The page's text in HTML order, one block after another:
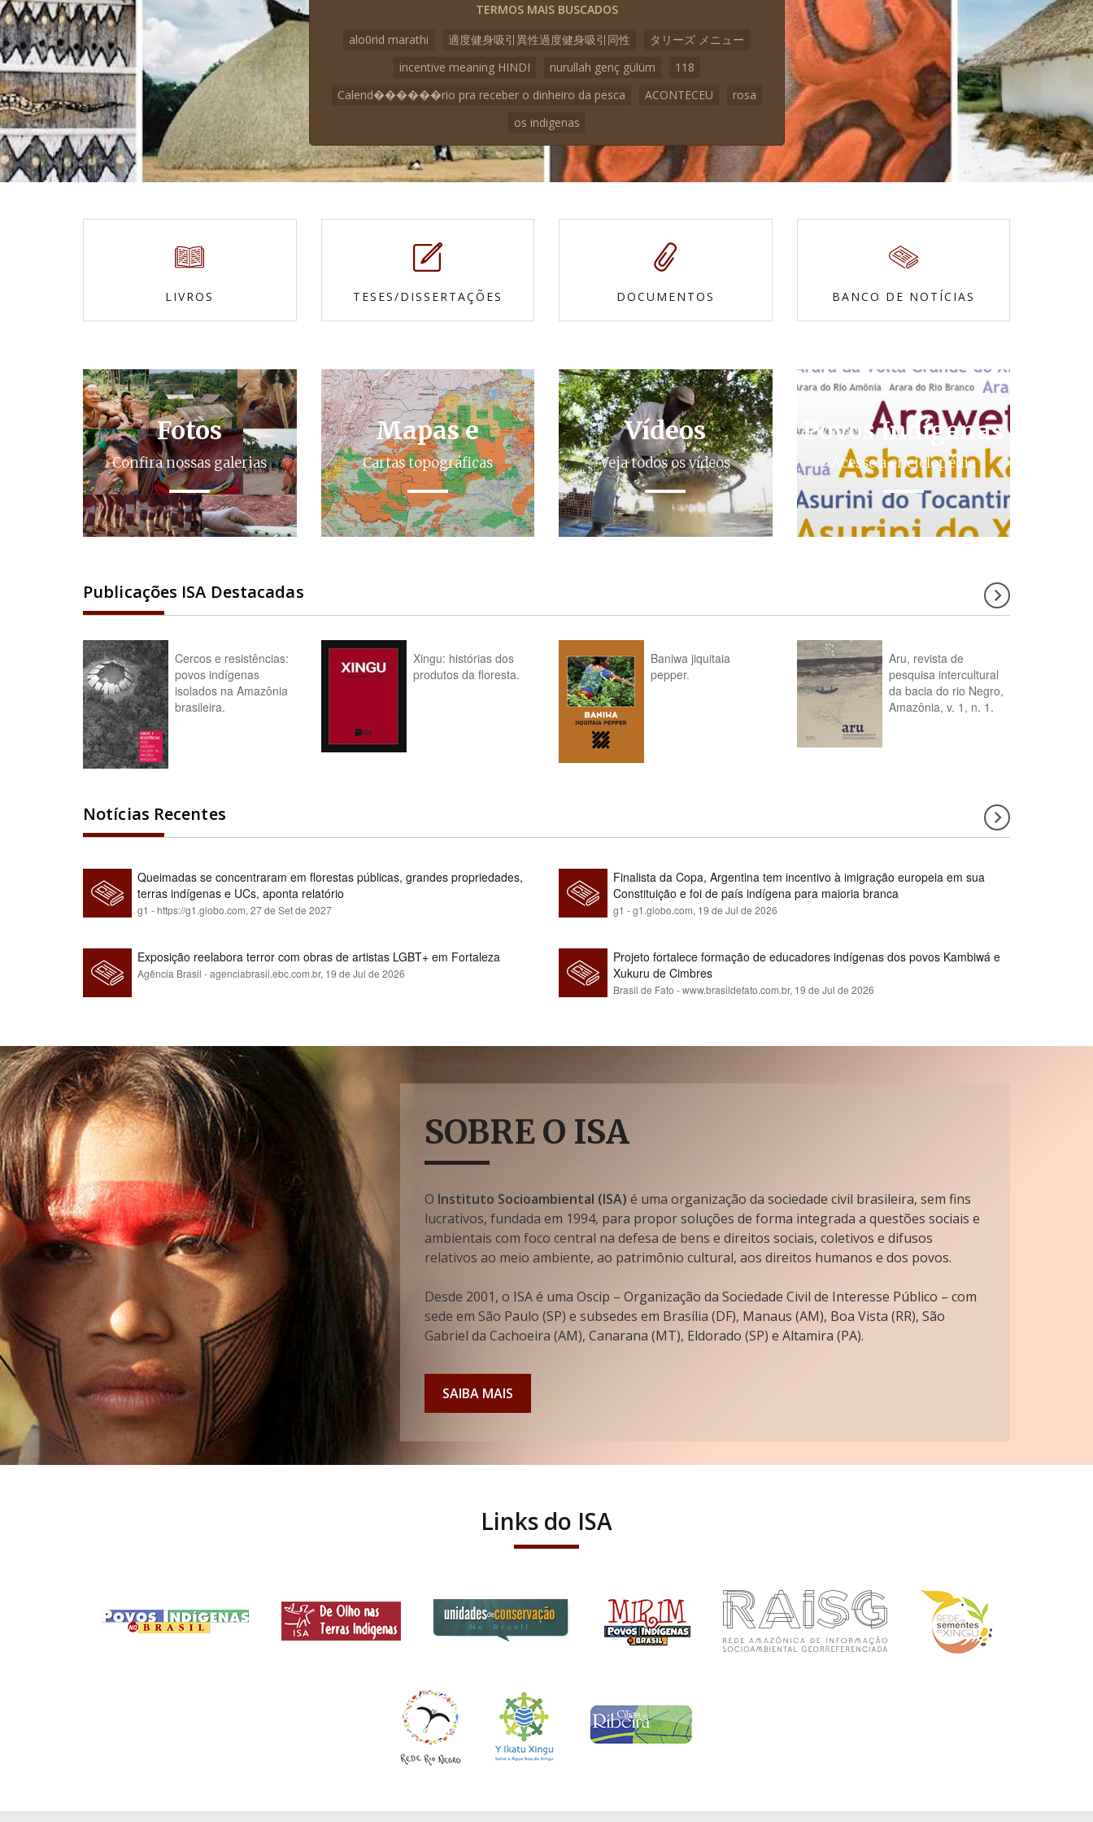
TERMOS MAIS BUSCADOS
alo0rid marathi
適度健身吸引異性過度健身吸引同性
タリーズ メニュー
incentive meaning HINDI
nurullah genç gülüm
118
Calend������rio pra receber o dinheiro da pesca
ACONTECEU
rosa
os indigenas
LIVROS TESES/DISSERTAÇÕES DOCUMENTOS BANCO DE NOTÍCIAS
Fotos
Confira nossas galerias
Mapas e
Cartas topográficas
Vídeos
Veja todos os vídeos
Povos Indígenas
Acesse a enciclopédia
Publicações ISA Destacadas
Cercos e resistências:
povos indígenas
isolados na Amazônia
brasileira.
Xingu: histórias dos
produtos da floresta.
Baniwa jiquitaia
pepper.
Aru, revista de
pesquisa intercultural
da bacia do rio Negro,
Amazônia, v. 1, n. 1.
Notícias Recentes
Queimadas se concentraram em florestas públicas, grandes propriedades,
terras indígenas e UCs, aponta relatório
g1 - https://g1.globo.com, 27 de Set de 2027
Finalista da Copa, Argentina tem incentivo à imigração europeia em sua
Constituição e foi de país indígena para maioria branca
g1 - g1.globo.com, 19 de Jul de 2026
Exposição reelabora terror com obras de artistas LGBT+ em Fortaleza
Agência Brasil - agenciabrasil.ebc.com.br, 19 de Jul de 2026
Projeto fortalece formação de educadores indígenas dos povos Kambiwá e
Xukuru de Cimbres
Brasil de Fato - www.brasildefato.com.br, 19 de Jul de 2026
SOBRE O ISA
O Instituto Socioambiental (ISA) é uma organização da sociedade civil brasileira, sem fins
lucrativos, fundada em 1994, para propor soluções de forma integrada a questões sociais e
ambientais com foco central na defesa de bens e direitos sociais, coletivos e difusos
relativos ao meio ambiente, ao patrimônio cultural, aos direitos humanos e dos povos.
Desde 2001, o ISA é uma Oscip – Organização da Sociedade Civil de Interesse Público – com
sede em São Paulo (SP) e subsedes em Brasília (DF), Manaus (AM), Boa Vista (RR), São
Gabriel da Cachoeira (AM), Canarana (MT), Eldorado (SP) e Altamira (PA).
SAIBA MAIS
Links do ISA